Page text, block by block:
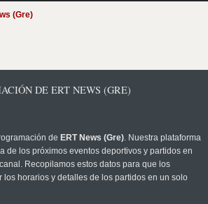
(Gre)
DE ERT NEWS (GRE)
de ERT News (Gre). Nuestra plataforma
de los próximos eventos deportivos y partidos en
Recopilamos estos datos para que los
horarios y detalles de los partidos en un solo